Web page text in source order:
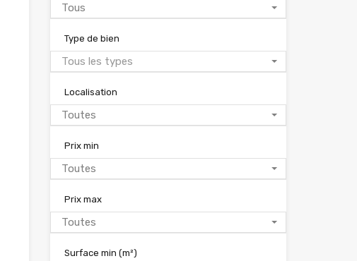
Tous
Type de bien
Tous les types
Localisation
Toutes
Prix min
Toutes
Prix max
Toutes
Surface min (m²)